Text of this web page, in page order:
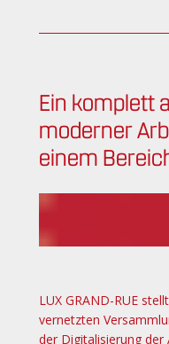
Ein komplett
moderner
einem
LUX GRAND-RUE
vernetzten
der Digitalisierung der